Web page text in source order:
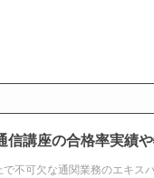
信講座の合格率実績
で不可欠な通関業務のエキス